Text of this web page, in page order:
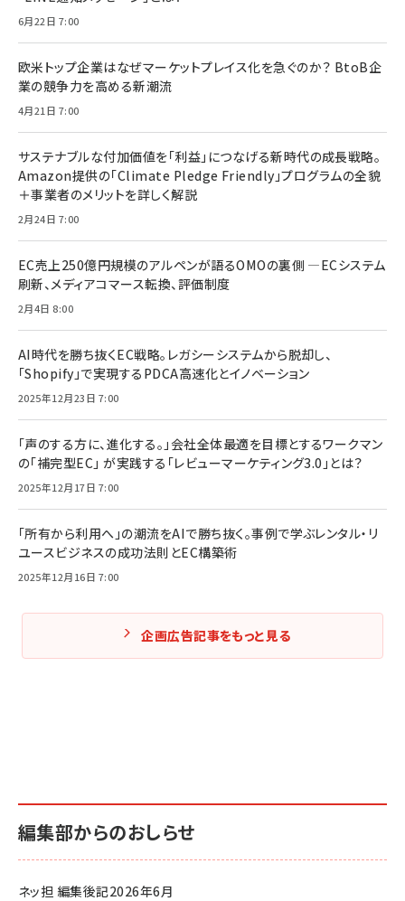
6月22日 7:00
欧米トップ企業はなぜマーケットプレイス化を急ぐのか？ BtoB企
業の競争力を高める新潮流
4月21日 7:00
サステナブルな付加価値を「利益」につなげる新時代の成長戦略。
Amazon提供の「Climate Pledge Friendly」プログラムの全貌
＋事業者のメリットを詳しく解説
2月24日 7:00
EC売上250億円規模のアルペンが語るOMOの裏側 ―ECシステム
刷新、メディアコマース転換、評価制度
2月4日 8:00
AI時代を勝ち抜くEC戦略。レガシーシステムから脱却し、
「Shopify」で実現するPDCA高速化とイノベーション
2025年12月23日 7:00
「声のする方に、進化する。」会社全体最適を目標とするワークマン
の「補完型EC」 が実践する「レビューマーケティング3.0」とは？
2025年12月17日 7:00
「所有から利用へ」の潮流をAIで勝ち抜く。事例で学ぶレンタル・リ
ユースビジネスの成功法則とEC構築術
2025年12月16日 7:00
企画広告記事をもっと見る
編集部からのおしらせ
ネッ担 編集後記2026年6月